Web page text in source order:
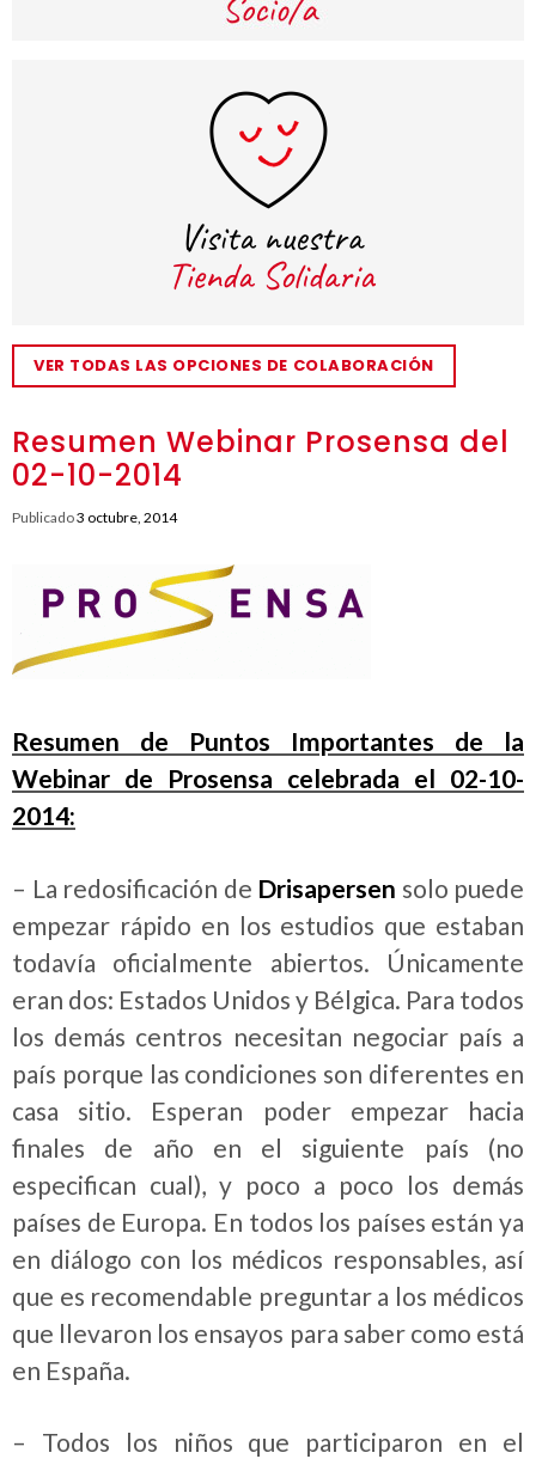
Resumen Webinar Prosensa del
02-10-2014
Publicado3 octubre, 2014
Resumen de Puntos Importantes de la
Webinar de Prosensa celebrada el 02-10-
2014:
– La redosificación de Drisapersen solo puede
empezar rápido en los estudios que estaban
todavía oficialmente abiertos. Únicamente
eran dos: Estados Unidos y Bélgica. Para todos
los demás centros necesitan negociar país a
país porque las condiciones son diferentes en
casa sitio. Esperan poder empezar hacia
finales de año en el siguiente país (no
especifican cual), y poco a poco los demás
países de Europa. En todos los países están ya
en diálogo con los médicos responsables, así
que es recomendable preguntar a los médicos
que llevaron los ensayos para saber como está
en España.
– Todos los niños que participaron en el
VER TODAS LAS OPCIONES DE COLABORACIÓN